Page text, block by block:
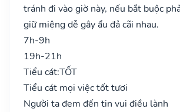
tránh đi vào giờ này, nếu bắt buộc
giữ miệng dễ gây ẩu đả cãi nhau.
7h-9h
19h-21h
Tiểu cát:TỐT
Tiểu cát mọi việc tốt tươi
Người ta đem đến tin vui điều lành